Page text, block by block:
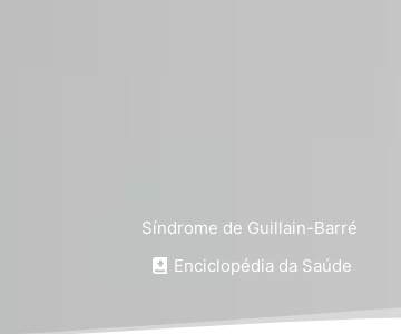
Síndrome de Guillain-Barré
Enciclopédia da Saúde